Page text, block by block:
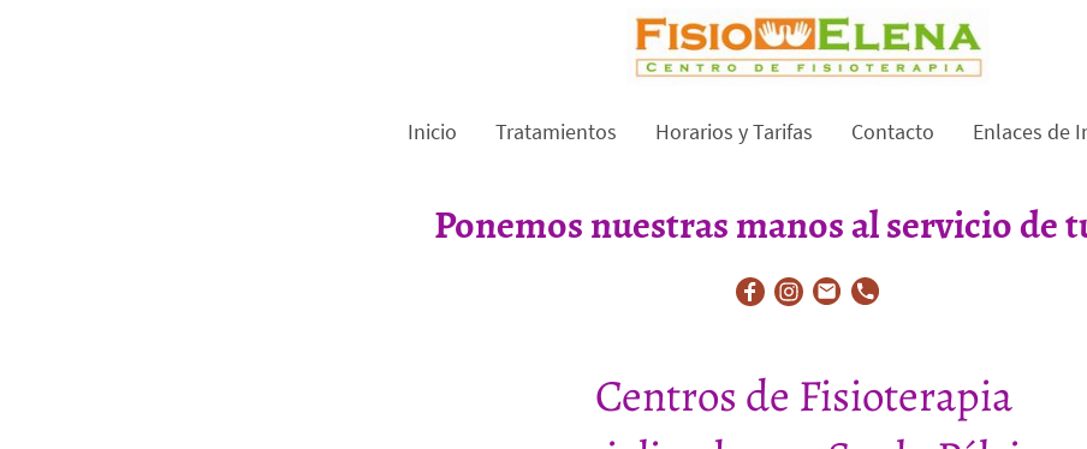
Inicio Tratamientos Horarios y Tarifas Contacto Enlaces de
Ponemos nuestras manos al servicio de
Centros de Fisioterapia